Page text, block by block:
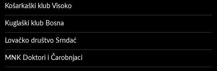
Košarkaški klub Visoko
Kuglaški klub Bosna
Lovačko društvo Srndać
MNK Doktori i Čarobnjaci